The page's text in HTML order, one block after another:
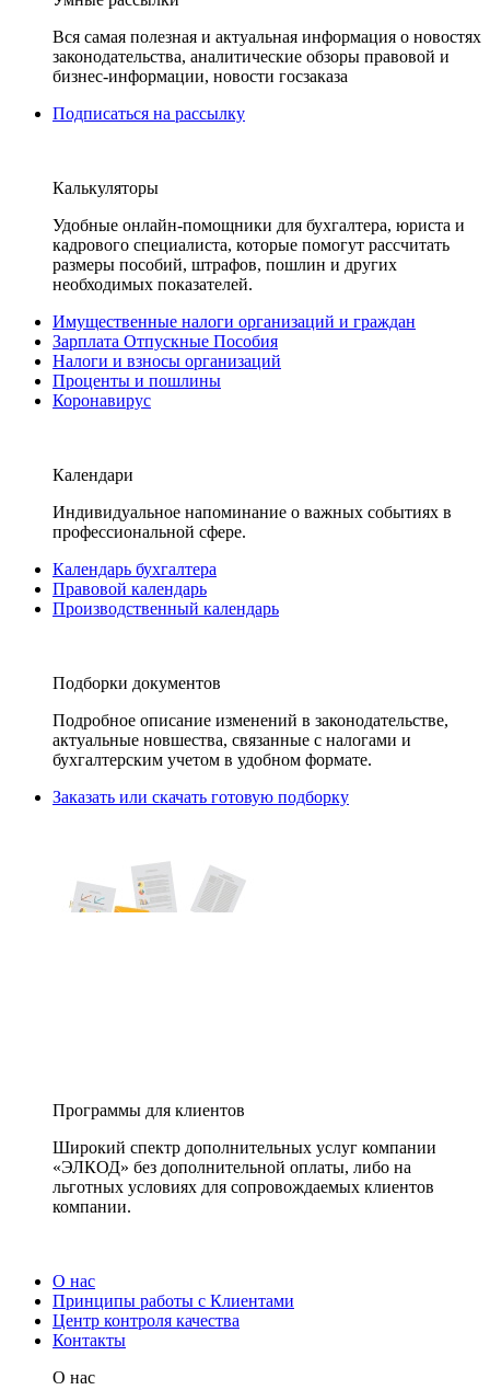
Вся самая полезная и актуальная информация о новостях
законодательства, аналитические обзоры правовой и
бизнес-информации, новости госзаказа
Подписаться на рассылку
Калькуляторы
Удобные онлайн-помощники для бухгалтера, юриста и
кадрового специалиста, которые помогут рассчитать
размеры пособий, штрафов, пошлин и других
необходимых показателей.
Имущественные налоги организаций и граждан
Зарплата Отпускные Пособия
Налоги и взносы организаций
Проценты и пошлины
Коронавирус
Календари
Индивидуальное напоминание о важных событиях в
профессиональной сфере.
Календарь бухгалтера
Правовой календарь
Производственный календарь
Подборки документов
Подробное описание изменений в законодательстве,
актуальные новшества, связанные с налогами и
бухгалтерским учетом в удобном формате.
Заказать или скачать готовую подборку
Программы для клиентов
Широкий спектр дополнительных услуг компании
«ЭЛКОД» без дополнительной оплаты, либо на
льготных условиях для сопровождаемых клиентов
компании.
О нас
Принципы работы с Клиентами
Центр контроля качества
Контакты
О нас